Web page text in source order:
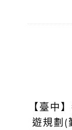
【臺中
遊規劃(